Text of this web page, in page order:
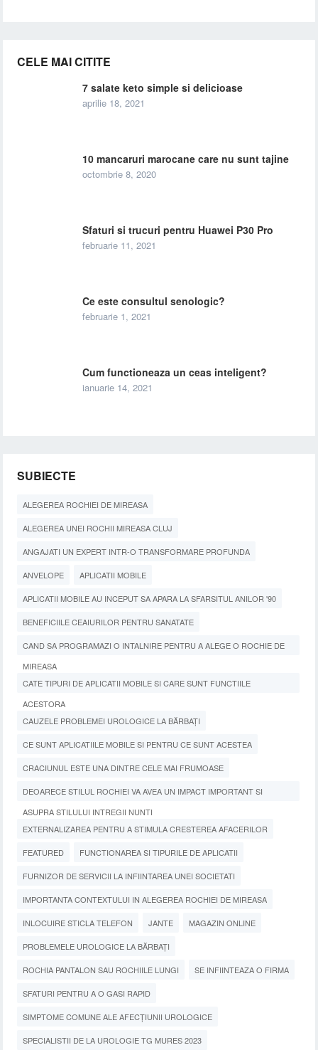
CELE MAI CITITE
7 salate keto simple si delicioase
aprilie 18, 2021
10 mancaruri marocane care nu sunt tajine
octombrie 8, 2020
Sfaturi si trucuri pentru Huawei P30 Pro
februarie 11, 2021
Ce este consultul senologic?
februarie 1, 2021
Cum functioneaza un ceas inteligent?
ianuarie 14, 2021
SUBIECTE
ALEGEREA ROCHIEI DE MIREASA
ALEGEREA UNEI ROCHII MIREASA CLUJ
ANGAJATI UN EXPERT INTR-O TRANSFORMARE PROFUNDA
ANVELOPE APLICATII MOBILE
APLICATII MOBILE AU INCEPUT SA APARA LA SFARSITUL ANILOR '90
BENEFICIILE CEAIURILOR PENTRU SANATATE
CAND SA PROGRAMAZI O INTALNIRE PENTRU A ALEGE O ROCHIE DE
MIREASA
CATE TIPURI DE APLICATII MOBILE SI CARE SUNT FUNCTIILE
ACESTORA
CAUZELE PROBLEMEI UROLOGICE LA BĂRBAȚI
CE SUNT APLICATIILE MOBILE SI PENTRU CE SUNT ACESTEA
CRACIUNUL ESTE UNA DINTRE CELE MAI FRUMOASE
DEOARECE STILUL ROCHIEI VA AVEA UN IMPACT IMPORTANT SI
ASUPRA STILULUI INTREGII NUNTI
EXTERNALIZAREA PENTRU A STIMULA CRESTEREA AFACERILOR
FEATURED FUNCTIONAREA SI TIPURILE DE APLICATII
FURNIZOR DE SERVICII LA INFIINTAREA UNEI SOCIETATI
IMPORTANTA CONTEXTULUI IN ALEGEREA ROCHIEI DE MIREASA
INLOCUIRE STICLA TELEFON JANTE MAGAZIN ONLINE
PROBLEMELE UROLOGICE LA BĂRBAȚI
ROCHIA PANTALON SAU ROCHIILE LUNGI SE INFIINTEAZA O FIRMA
SFATURI PENTRU A O GASI RAPID
SIMPTOME COMUNE ALE AFECȚIUNII UROLOGICE
SPECIALISTII DE LA UROLOGIE TG MURES 2023